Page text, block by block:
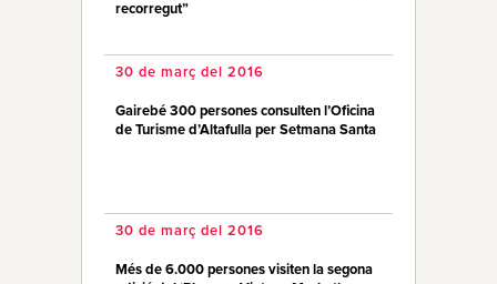
recorregut”
30 de març del 2016
Gairebé 300 persones consulten l’Oficina
de Turisme d’Altafulla per Setmana Santa
30 de març del 2016
Més de 6.000 persones visiten la segona